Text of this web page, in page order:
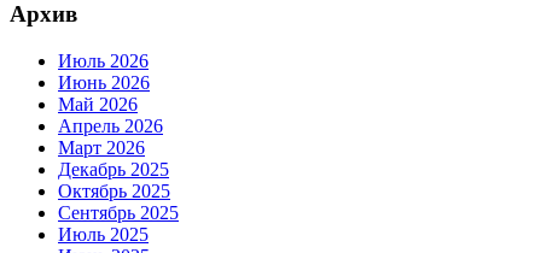
Архив
Июль 2026
Июнь 2026
Май 2026
Апрель 2026
Март 2026
Декабрь 2025
Октябрь 2025
Сентябрь 2025
Июль 2025